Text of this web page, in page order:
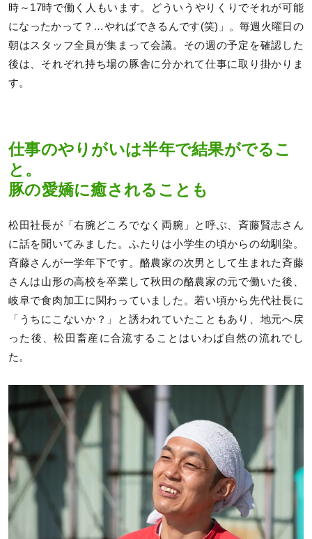
時～17時で働く人もいます。どういうやりくりでそれが可能
になったかって？…やればできるんです(笑)」。毎週火曜日の
朝はスタッフ全員が集まって会議。その週の予定を確認した
後は、それぞれ持ち場の豚舎に分かれて仕事に取り掛かりま
す。
仕事のやりがいは半年で結果がでるこ
と。
豚の愛嬌に癒されることも
松田社長が「右腕どころでなく両腕」と呼ぶ、斉藤賢志さん
に話を聞いてみました。ふたりは小学生の頃からの幼馴染。
斉藤さんが一学年下です。酪農家の次男として生まれた斉藤
さんは山形の高校を卒業して秋田の酪農家の元で働いた後、
岐阜で食肉加工に関わっていました。若い頃から先代社長に
「うちにこないか？」と誘われていたこともあり、地元へ戻
った後、松田畜産に合流することはいわば自然の流れでし
た。